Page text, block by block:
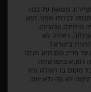
נושאת על גבה
לברוח ממנו, הוא
היחידה שהציגה
ראידה לא
בישראל.
עד פריז, שם היא מגלה
דווקא כישראלית
מקום בו ראידה גרה
לא פה ולא שם.